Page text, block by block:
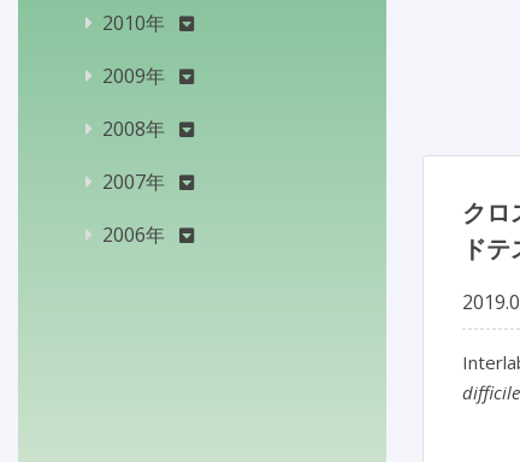
クロ
ド
difficile
2010年
2009年
2008年
2007年
2006年